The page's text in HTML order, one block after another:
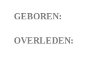
GEBOREN:
OVERLEDEN: